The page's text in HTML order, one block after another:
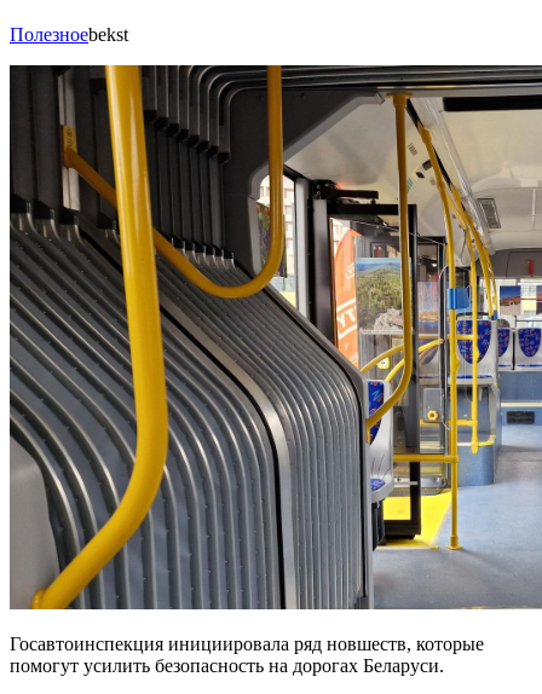
Полезноеbekst
Госавтоинспекция инициировала ряд новшеств, которые
помогут усилить безопасность на дорогах Беларуси.